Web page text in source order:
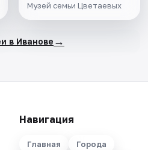
Музей семьи Цветаевых
в Иванове →
Навигация
Главная
Города